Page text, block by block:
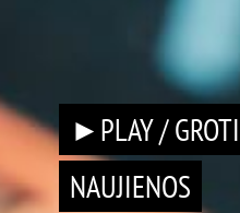
►PLAY / GROTI
NAUJIENOS